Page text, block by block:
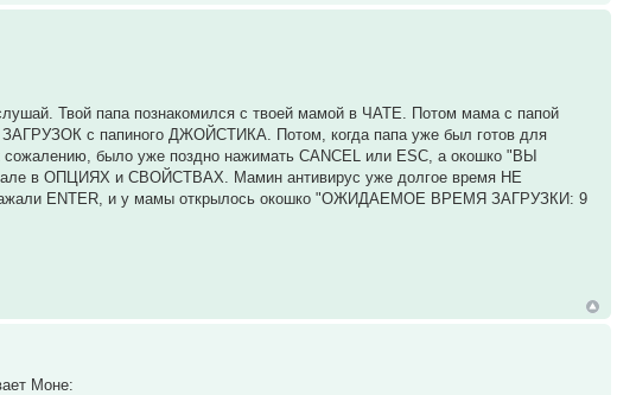
Твой папа познакомился с твоей мамой в ЧАТЕ. Потом мама с папой
с папиного ДЖОЙСТИКА. Потом, когда папа уже был готов для
было уже поздно нажимать CANCEL или ESC, а окошко "ВЫ
в ОПЦИЯХ и СВОЙСТВАХ. Мамин антивирус уже долгое время НЕ
ENTER, и у мамы открылось окошко "ОЖИДАЕМОЕ ВРЕМЯ ЗАГРУЗКИ: 9
Моне: